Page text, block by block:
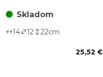
Skladom
14 12 22cm
25,52 €